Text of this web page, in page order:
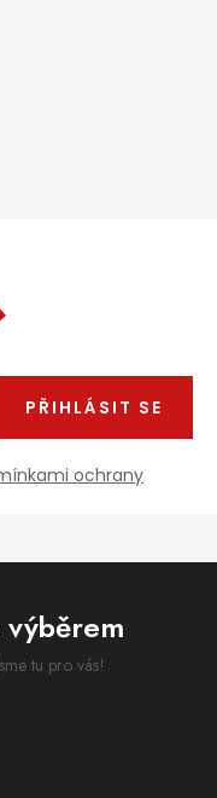
ochrany
PŘIHLÁSIT SE
výběrem
tu pro vás!